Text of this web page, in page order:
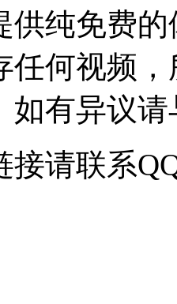
供纯免费
任何视频
如有异议
接请联系